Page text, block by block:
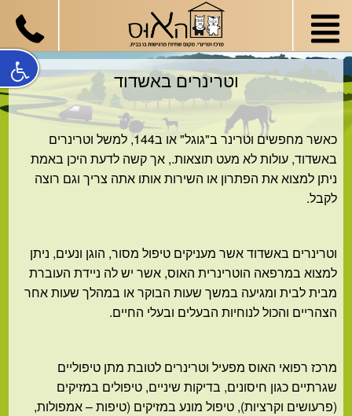
וטרינרים באשדוד
כאשר מחפשים וטרינר ב"גוגל" או ב144, למשל וטרינרים
באשדוד, עולות לא מעט תוצאות., אך קשה לדעת היכן באמת
ניתן למצוא את הפתרון או השירות אותו אתה צריך וגם רוצה
לקבל.
וטרינרים באשדודאשר מעניקים טיפול מסור, הוגן ונעים, ניתן
למצוא במרפאה הוטרינרית האוס, אשר יש לה ניידת העוברת
מבית לבית ומגיעה במשך שעות הבוקר או במהלך שעות אחר
הצהריים והכול לנוחיות הבעלים ובעלי החיים.
מרכז רפואי האוס מפעיל וטרינרים לטובת מתן טיפוליים
שגרתיים כגון חיסונים, בדיקות שיניים, טיפולים במזיקים
(פרעושים וקרציות), טיפול מונע במזיקים (טיפות – אמפולות,